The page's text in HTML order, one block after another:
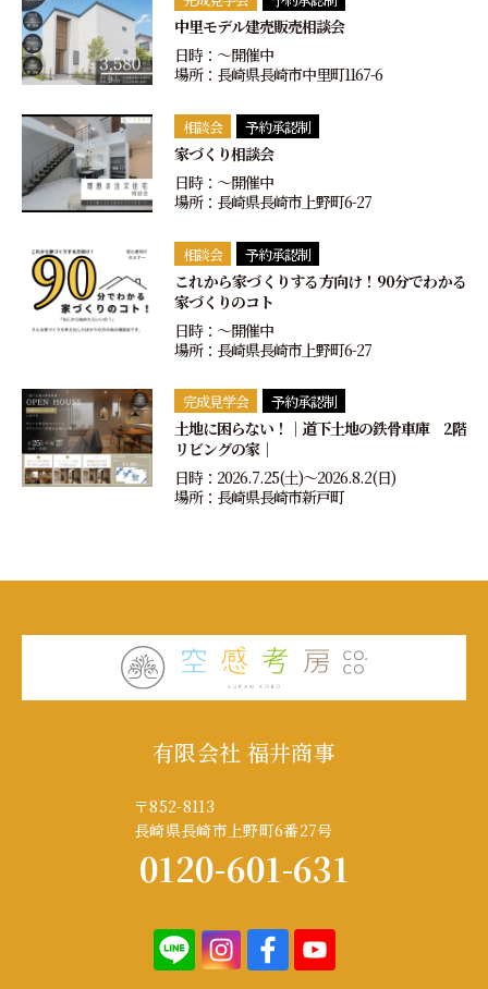
中里モデル建売販売相談会
日時：〜開催中
場所：長崎県長崎市中里町1167-6
相談会 予約承認制
家づくり相談会
日時：〜開催中
場所：長崎県長崎市上野町6-27
相談会 予約承認制
これから家づくりする方向け！90分でわかる
家づくりのコト
日時：〜開催中
場所：長崎県長崎市上野町6-27
完成見学会 予約承認制
土地に困らない！｜道下土地の鉄骨車庫 2階
リビングの家｜
日時：2026.7.25(土)〜2026.8.2(日)
場所：長崎県長崎市新戸町
有限会社 福井商事
〒852-8113
長崎県長崎市上野町6番27号
0120-601-631